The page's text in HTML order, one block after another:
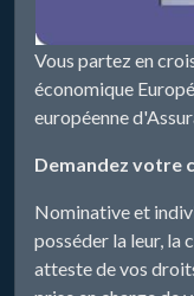
Vous partez en
économique
européenne
Demandez votre
Nominative et
posséder la leur, la
atteste de vos